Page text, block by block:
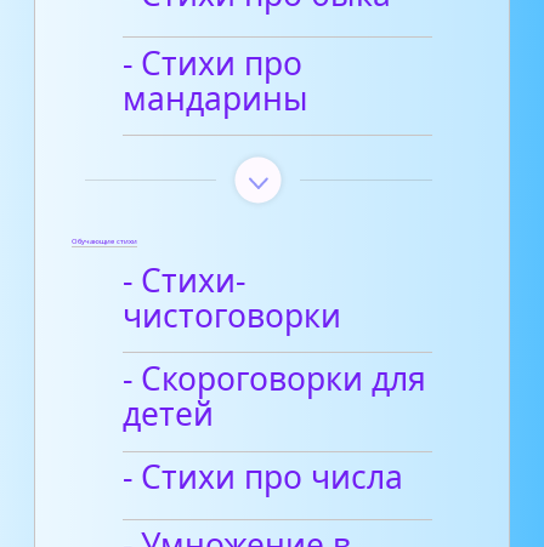
- Стихи про
мандарины
Обучающие стихи
- Стихи-
чистоговорки
- Скороговорки для
детей
- Стихи про числа